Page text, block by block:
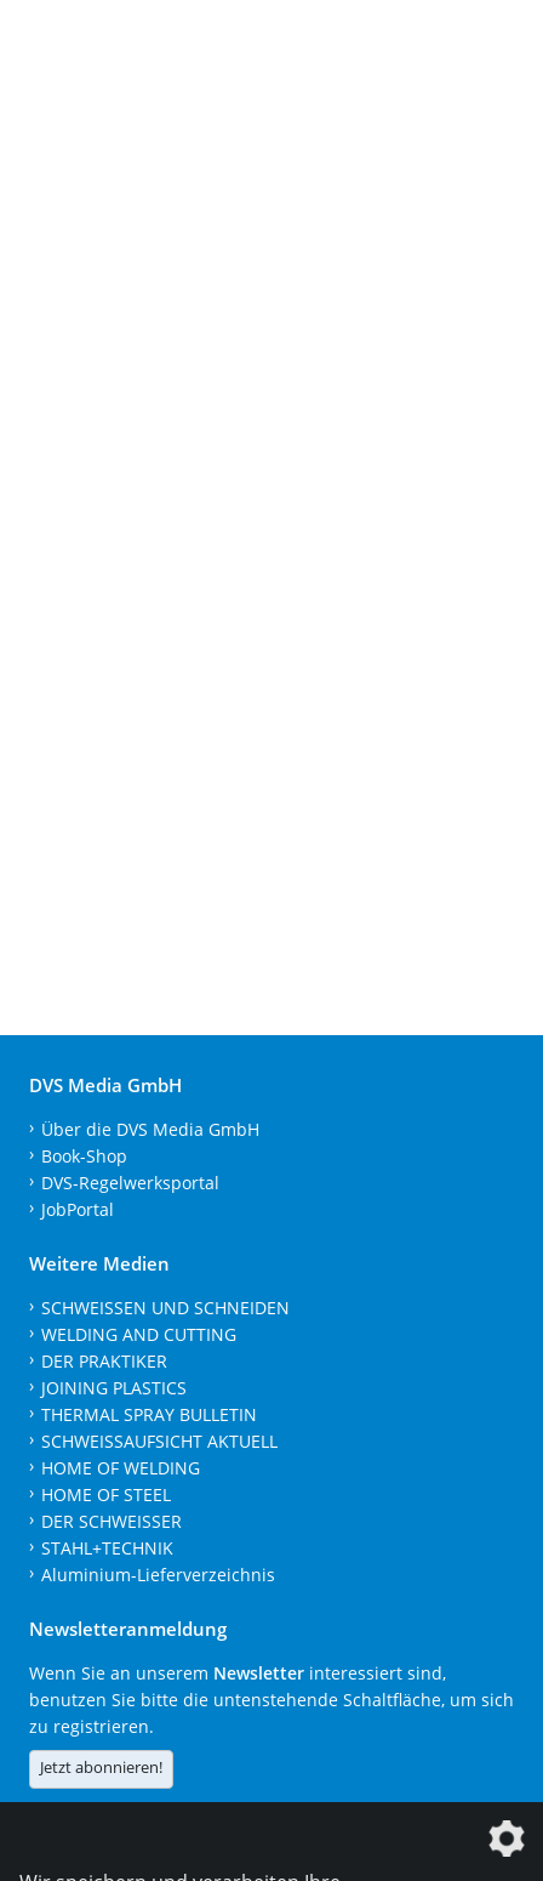
DVS Media GmbH
Über die DVS Media GmbH
Book-Shop
DVS-Regelwerksportal
JobPortal
Weitere Medien
SCHWEISSEN UND SCHNEIDEN
WELDING AND CUTTING
DER PRAKTIKER
JOINING PLASTICS
THERMAL SPRAY BULLETIN
SCHWEISSAUFSICHT AKTUELL
HOME OF WELDING
HOME OF STEEL
DER SCHWEISSER
STAHL+TECHNIK
Aluminium-Lieferverzeichnis
Newsletteranmeldung
Wenn Sie an unserem Newsletter interessiert sind,
benutzen Sie bitte die untenstehende Schaltfläche, um sich
zu registrieren.
Jetzt abonnieren!
Die DVS Media GmbH ist ein Unternehmen der